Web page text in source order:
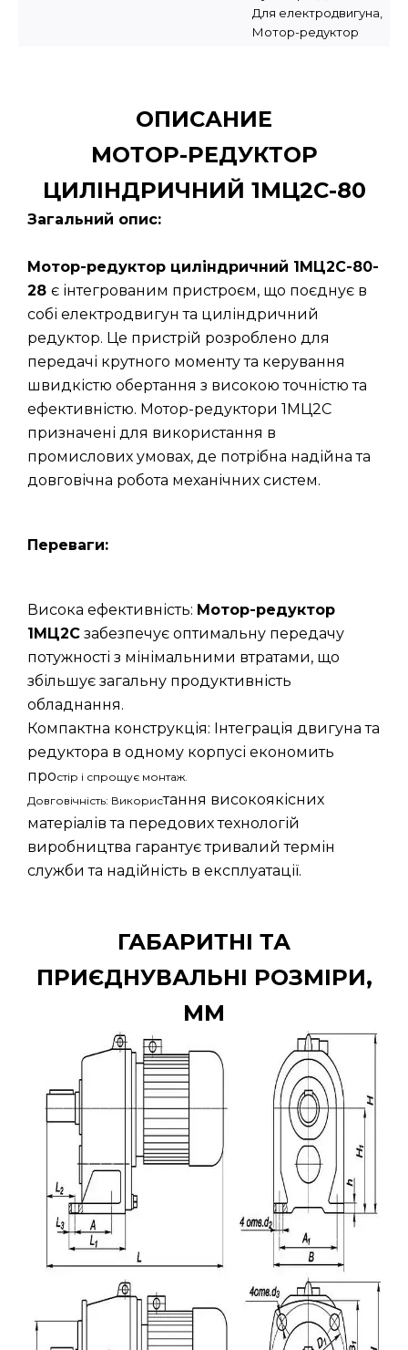
Для електродвигуна,
Мотор-редуктор
ОПИСАНИЕ
МОТОР-РЕДУКТОР
ЦИЛІНДРИЧНИЙ 1МЦ2С-80
Загальний опис:
Мотор-редуктор циліндричний 1МЦ2С-80-
28 є інтегрованим пристроєм, що поєднує в
собі електродвигун та циліндричний
редуктор. Це пристрій розроблено для
передачі крутного моменту та керування
швидкістю обертання з високою точністю та
ефективністю. Мотор-редуктори 1МЦ2С
призначені для використання в
промислових умовах, де потрібна надійна та
довговічна робота механічних систем.
Переваги:
Висока ефективність: Мотор-редуктор
1МЦ2С забезпечує оптимальну передачу
потужності з мінімальними втратами, що
збільшує загальну продуктивність
обладнання.
Компактна конструкція: Інтеграція двигуна та
редуктора в одному корпусі економить
простір і спрощує монтаж.
Довговічність: Використання високоякісних
матеріалів та передових технологій
виробництва гарантує тривалий термін
служби та надійність в експлуатації.
ГАБАРИТНІ ТА
ПРИЄДНУВАЛЬНІ РОЗМІРИ,
ММ